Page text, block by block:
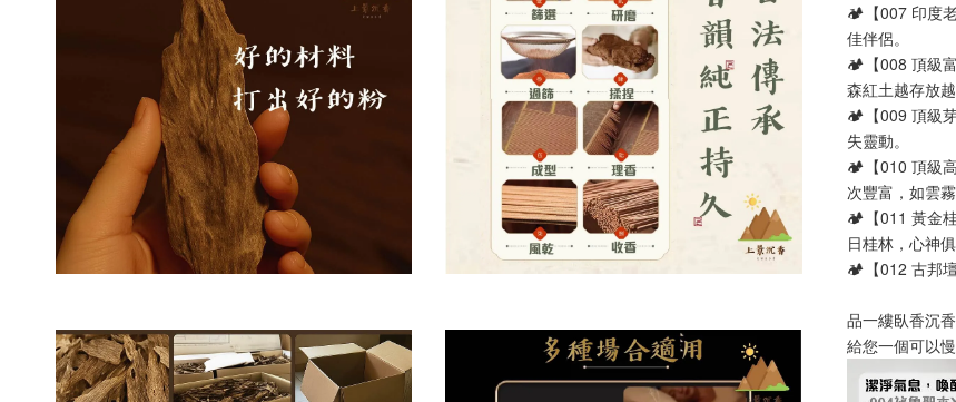
🏕️【007 印度
佳伴侶。
🏕️【008 頂級
森紅土越存放越
🏕️【009 頂級
失靈動。
🏕️【010 頂級
次豐富，如雲霧
🏕️【011 黃金
日桂林，心神俱
🏕️【012 古邦壇
品一縷臥香沉香
給您一個可以